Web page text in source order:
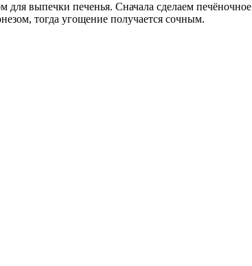
выпечки печенья. Сначала сделаем
тогда угощение получается сочным.